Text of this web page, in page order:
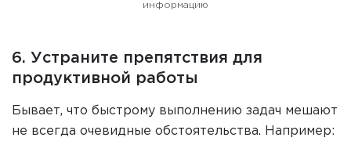
информацию
6. Устраните препятствия для
продуктивной работы
Бывает, что быстрому выполнению задач мешают
не всегда очевидные обстоятельства. Например: